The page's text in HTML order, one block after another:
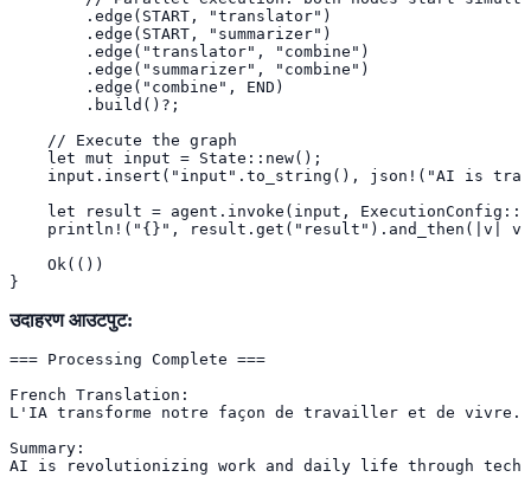
        .edge(START, "translator")
        .edge(START, "summarizer")
        .edge("translator", "combine")
        .edge("summarizer", "combine")
        .edge("combine", END)
        .build()?;
    // Execute the graph
    let mut input = State::new();
input.insert("input".to_string(), json!("AI is
let result = agent.invoke(input,
println!("{}", result.get("result").and_then(|v|
    Ok(())
}
उदाहरण आउटपुट:
=== Processing Complete ===
French Translation:
L'IA transforme notre façon de travailler et de vivre.
Summary:
AI is revolutionizing work and daily life through